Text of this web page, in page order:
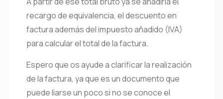
recargo de equivalencia, el descuento en
factura además del impuesto añadido (IVA)
para calcular el total de la factura.
Espero que os ayude a clarificar la realización
de la factura, ya que es un documento que
puede liarse un poco si no se conoce el